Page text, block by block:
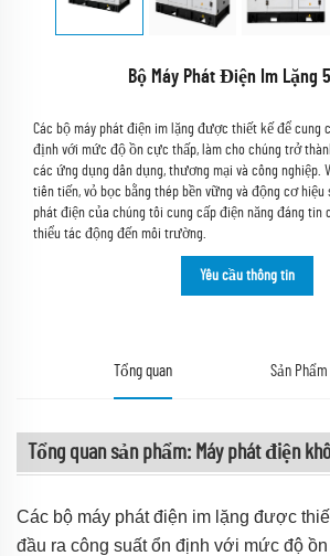
Bộ Máy Phát Điện Im Lặng
Các bộ máy phát điện im lặng được thiết kế để cung
định với mức độ ồn cực thấp, làm cho chúng trở
các ứng dụng dân dụng, thương mại và công nghiệp.
tiên tiến, vỏ bọc bằng thép bền vững và động cơ hiệu
phát điện của chúng tôi cung cấp điện năng đáng tin
thiểu tác động đến môi trường.
Yêu cầu thông tin
Tổng quan Sản
Tổng quan sản phẩm: Máy phát điện
Các bộ máy phát điện im lặng được
đầu ra công suất ổn định với mức độ